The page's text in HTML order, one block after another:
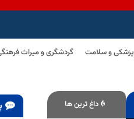
پزشکی و سلامت گردشگری و میراث
داغ ترین ها